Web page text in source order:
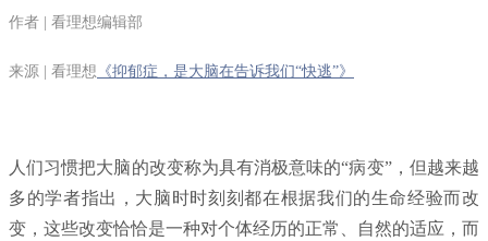
作者 | 看理想编辑部
来源 | 看理想 《抑郁症，是大脑在告诉我们“快逃”》
人们习惯把大脑的改变称为具有消极意味的“病变”，但越来越
多的学者指出，大脑时时刻刻都在根据我们的生命经验而改
变，这些改变恰恰是一种对个体经历的正常、自然的适应，而